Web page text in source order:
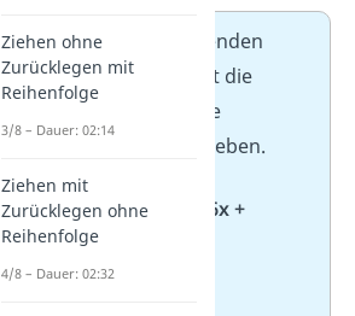
Hier musst du die fehlenden
Zahlen ergänzen, damit die
Terme eine vollständige
binomische Formel ergeben.
1. (x + 3 )² = x² + 6x +
9
Ziehen ohne
Zurücklegen mit
Reihenfolge
3/8 – Dauer: 02:14
Ziehen mit
Zurücklegen ohne
Reihenfolge
4/8 – Dauer: 02:32